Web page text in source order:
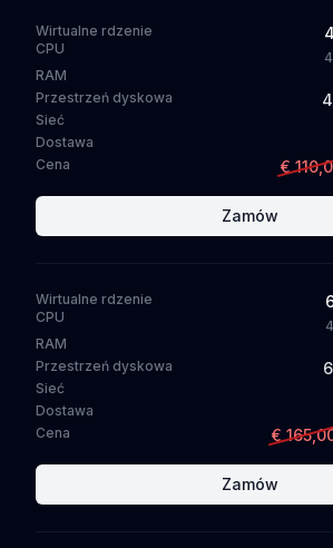
Wirtualne rdzenie
CPU
4
RAM
Przestrzeń dyskowa
Sieć
Dostawa
Cena €
Zamów
Wirtualne rdzenie
CPU
RAM
Przestrzeń dyskowa
Sieć
Dostawa
Cena €
Zamów